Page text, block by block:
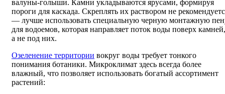
валуны-голыши. Камни укладываются ярусами, формируя
пороги для каскада. Скреплять их раствором не
— лучше использовать специальную черную монтажную
для водоемов, которая направляет поток воды поверх камней,
а не под них.
Озеленение территории вокруг воды требует тонкого
понимания ботаники. Микроклимат здесь всегда более
влажный, что позволяет использовать богатый ассортимент
растений: